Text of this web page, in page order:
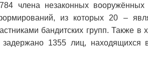
члена незаконных
из которых 20 –
бандитских групп. Также в
1355 лиц, находящихся